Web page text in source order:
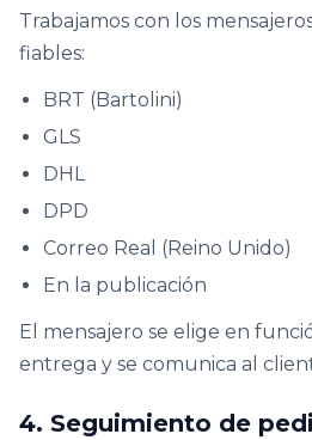
Trabajamos con los
fiables:
BRT (Bartolini)
GLS
DHL
DPD
Correo Real (Reino Unido)
En la publicación
El mensajero se elige en
entrega y se comunica al
4. Seguimiento de